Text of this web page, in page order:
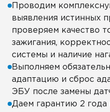
Проводим
выявления истинных
проверяем качество
зажигания,
системы и наличие
Выполняем
адаптацию и сброс
ЭБУ после замены
Даем гарантию 2 года